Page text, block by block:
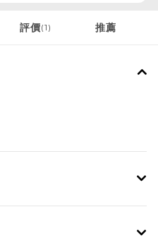
評價(1) 推薦